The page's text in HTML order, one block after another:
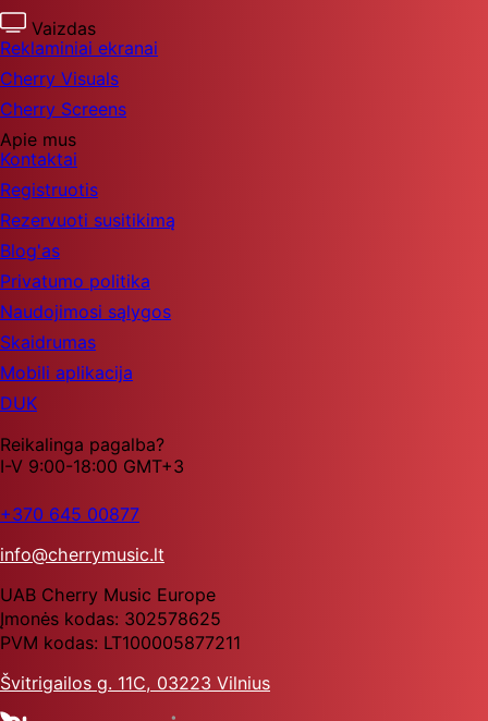
Vaizdas
Reklaminiai ekranai
Cherry Visuals
Cherry Screens
Apie mus
Kontaktai
Registruotis
Rezervuoti susitikimą
Blog'as
Privatumo politika
Naudojimosi sąlygos
Skaidrumas
Mobili aplikacija
DUK
Reikalinga pagalba?
I-V 9:00-18:00 GMT+3
+370 645 00877
info@cherrymusic.lt
UAB Cherry Music Europe
Įmonės kodas: 302578625
PVM kodas: LT100005877211
Švitrigailos g. 11C, 03223 Vilnius